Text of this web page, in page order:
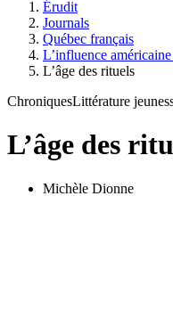
Érudit
Journals
Québec français
L’influence
L’âge des rituels
ChroniquesLittérature
L’âge des
Michèle Dionne